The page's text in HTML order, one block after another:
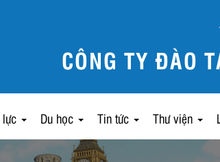
CÔNG TY ĐÀO
lực Du học Tin tức Thư viện